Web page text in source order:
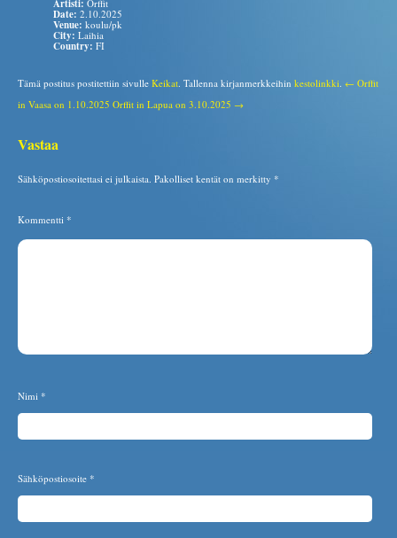
Artisti: Orffit
Date: 2.10.2025
Venue: koulu/pk
City: Laihia
Country: FI
Tämä postitus postitettiin sivulle Keikat . Tallenna kirjanmerkkeihin kestolinkki ← Orffit
in Vaasa on 1.10.2025 Orffit in Lapua on 3.10.2025 →
Vastaa
Sähköpostiosoitettasi ei julkaista. Pakolliset kentät on merkitty *
Kommentti *
Nimi *
Sähköpostiosoite *